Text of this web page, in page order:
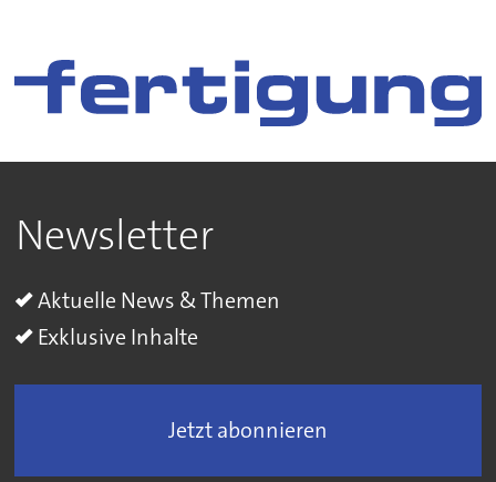
Newsletter
Aktuelle News & Themen
Exklusive Inhalte
Jetzt abonnieren